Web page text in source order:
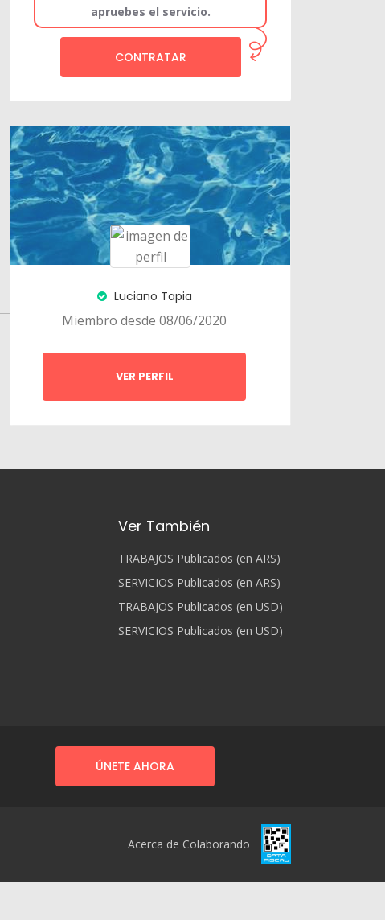
apruebes el servicio.
CONTRATAR
Luciano Tapia
Miembro desde 08/06/2020
VER PERFIL
Ver También
TRABAJOS Publicados (en ARS)
SERVICIOS Publicados (en ARS)
TRABAJOS Publicados (en USD)
SERVICIOS Publicados (en USD)
ÚNETE AHORA
Acerca de Colaborando